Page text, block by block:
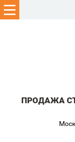
ПРОДАЖА